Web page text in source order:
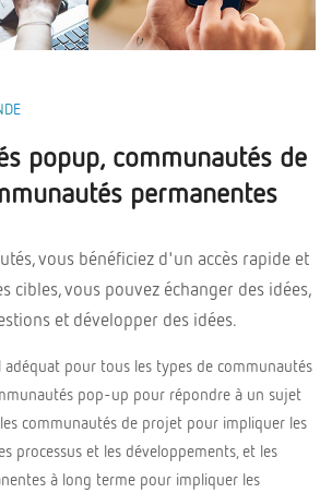
popup, communautés de
permanentes
vous bénéficiez d'un accès rapide et
cibles, vous pouvez échanger des idées,
et développer des idées.
adéquat pour tous les types de communautés
pop-up pour répondre à un sujet
communautés de projet pour impliquer les
processus et les développements, et les
à long terme pour impliquer les